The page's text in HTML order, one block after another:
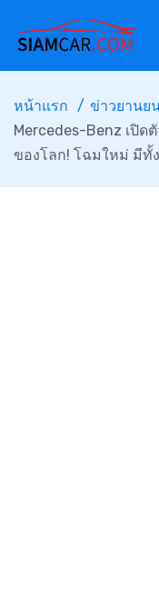
หน้าแรก ข่าวยานย
Mercedes-Benz เปิด
ของโลก! โฉมใหม่ มีทั้